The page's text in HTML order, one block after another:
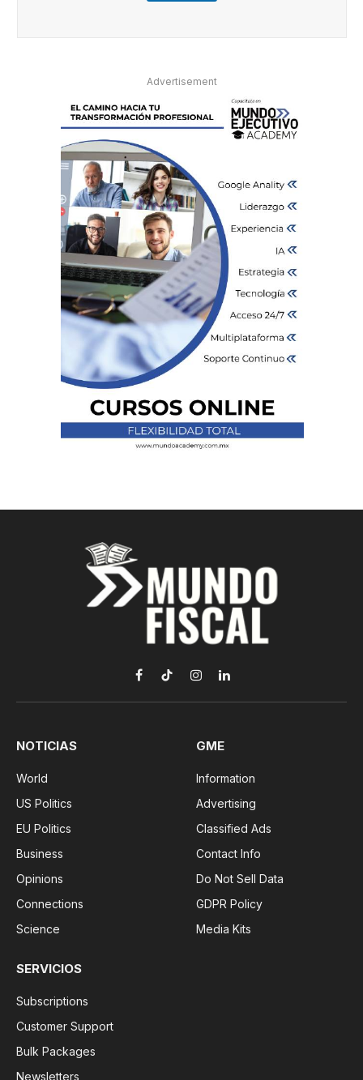
Advertisement
Facebook
TikTokInstagramLinkedIn
NOTICIAS
World
US Politics
EU Politics
Business
Opinions
Connections
Science
GME
Information
Advertising
Classified Ads
Contact Info
Do Not Sell Data
GDPR Policy
Media Kits
SERVICIOS
Subscriptions
Customer Support
Bulk Packages
Newsletters